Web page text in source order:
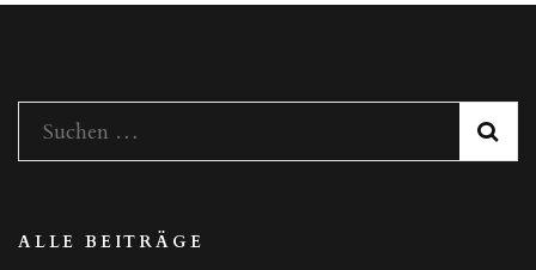
Suchen
nach:
ALLE BEITRÄGE